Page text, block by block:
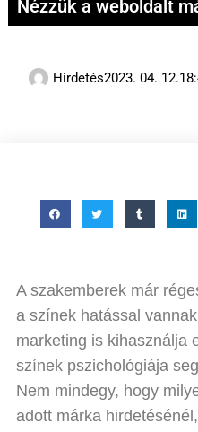
Nézzük a weboldalt
Hirdetés2023. 04. 12.
A szakemberek már
a színek hatással
marketing is kihasználja
színek pszichológiája
Nem mindegy, hogy
adott márka